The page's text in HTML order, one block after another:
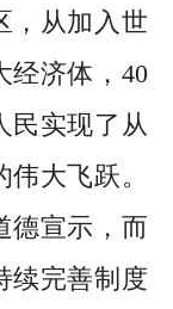
，从加入世
经济体，40
民实现了从
大飞跃。
德宣示，而
续完善制度